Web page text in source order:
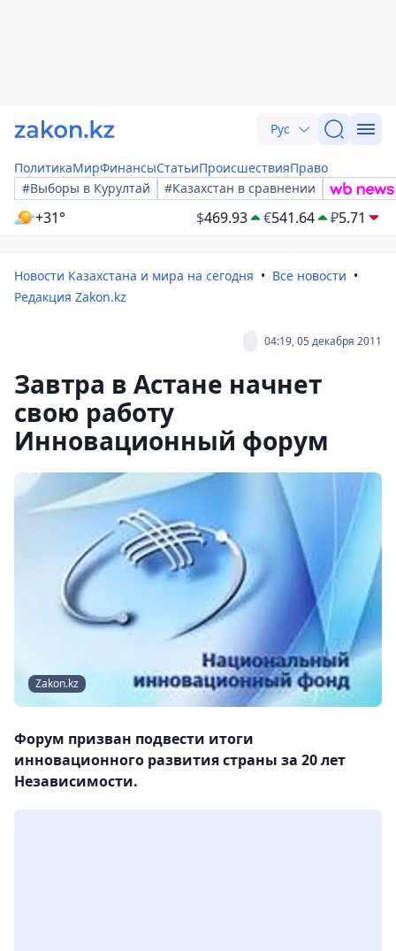
Рус
ПолитикаМирФинансыСтатьиПроисшествияПраво
#Выборы в Курултай
#Казахстан в сравнении
+31° $469.93 €541.64 ₽5.71
Новости Казахстана и мира на сегодня
Все новости
Редакция Zakon.kz
04:19, 05 декабря 2011
Завтра в Астане начнет
свою работу
Инновационный форум
Zakon.kz
Форум призван подвести итоги
инновационного развития страны за 20 лет
Независимости.